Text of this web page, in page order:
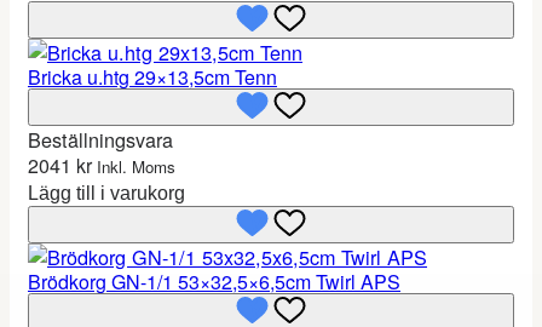
Bricka u.htg 29×13,5cm Tenn
Beställningsvara
2041 kr Inkl. Moms
Lägg till i varukorg
Brödkorg GN-1/1 53×32,5×6,5cm Twirl APS